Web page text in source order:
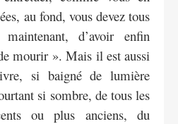
au fond, vous devez tous
d’avoir enfin
mourir ». Mais il est aussi
si baigné de lumière
si sombre, de tous les
ou plus anciens, du